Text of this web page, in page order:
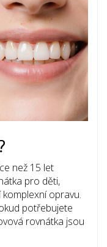
než 15 let
pro děti,
opravu.
potřebujete
rovnátka jsou